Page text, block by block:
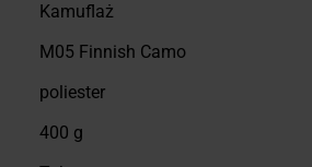
Kamuflaż
M05 Finnish Camo
poliester
400 g